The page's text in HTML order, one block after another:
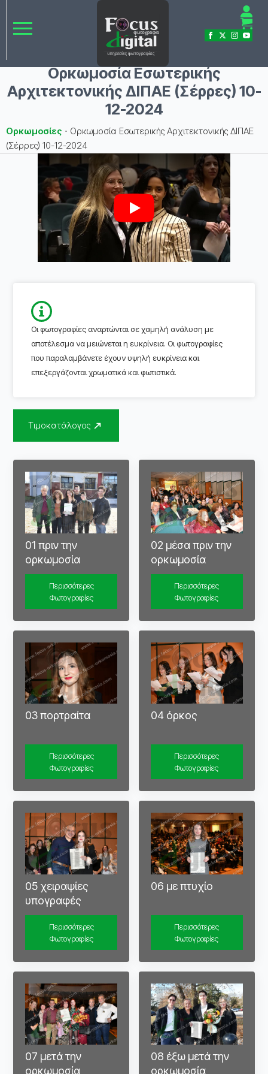
Ορκωμοσία Εσωτερικής
Αρχιτεκτονικής ΔΙΠΑΕ (Σέρρες) 10-
12-2024
Ορκωμοσίες ⋅ Ορκωμοσία Εσωτερικής Αρχιτεκτονικής ΔΙΠΑΕ
(Σέρρες) 10-12-2024
Play
Οι φωτογραφίες αναρτώνται σε χαμηλή ανάλυση με
αποτέλεσμα να μειώνεται η ευκρίνεια. Οι φωτογραφίες
που παραλαμβάνετε έχουν υψηλή ευκρίνεια και
επεξεργάζονται χρωματικά και φωτιστικά.
Τιμοκατάλογος
01 πριν την
ορκωμοσία
Περισσότερες
Φωτογραφίες
02 μέσα πριν την
ορκωμοσία
Περισσότερες
Φωτογραφίες
03 πορτραίτα
Περισσότερες
Φωτογραφίες
04 όρκος
Περισσότερες
Φωτογραφίες
05 χειραψίες
υπογραφές
Περισσότερες
Φωτογραφίες
06 με πτυχίο
Περισσότερες
Φωτογραφίες
07 μετά την
ορκωμοσία
08 έξω μετά την
ορκωμοσία